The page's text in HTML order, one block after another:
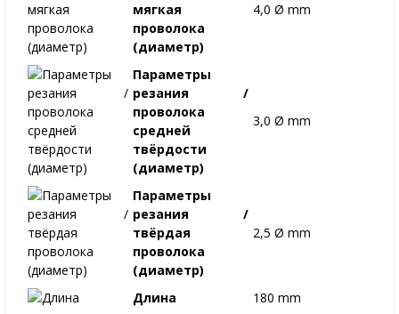
мягкая
проволока
(диаметр)
4,0 Ø mm
Параметры
резания /
проволока
средней
твёрдости
(диаметр)
3,0 Ø mm
Параметры
резания /
твёрдая
проволока
(диаметр)
2,5 Ø mm
Длина
180 mm